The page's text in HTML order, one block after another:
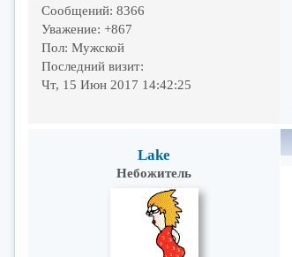
Сообщений: 8366
Уважение: +867
Пол: Мужской
Последний визит:
Чт, 15 Июн 2017 14:42:25
Lake
Небожитель